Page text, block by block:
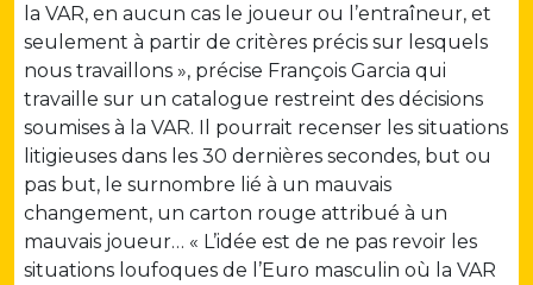
la VAR, en aucun cas le joueur ou l’entraîneur, et
seulement à partir de critères précis sur lesquels
nous travaillons », précise François Garcia qui
travaille sur un catalogue restreint des décisions
soumises à la VAR. Il pourrait recenser les situations
litigieuses dans les 30 dernières secondes, but ou
pas but, le surnombre lié à un mauvais
changement, un carton rouge attribué à un
mauvais joueur… « L’idée est de ne pas revoir les
situations loufoques de l’Euro masculin où la VAR